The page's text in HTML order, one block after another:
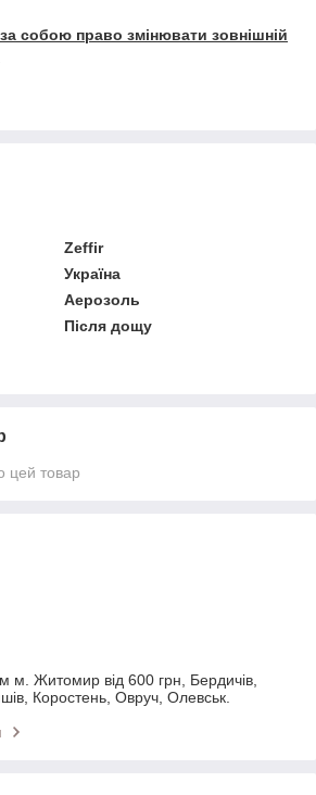
собою право змінювати зовнішній
Zeffir
Україна
Аерозоль
Після дощу
цей товар
м. Житомир від 600 грн, Бердичів,
Коростень, Овруч, Олевськ.